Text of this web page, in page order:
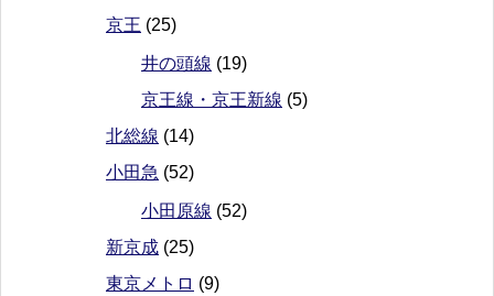
京王 (25)
井の頭線 (19)
京王線・京王新線 (5)
北総線 (14)
小田急 (52)
小田原線 (52)
新京成 (25)
東京メトロ (9)